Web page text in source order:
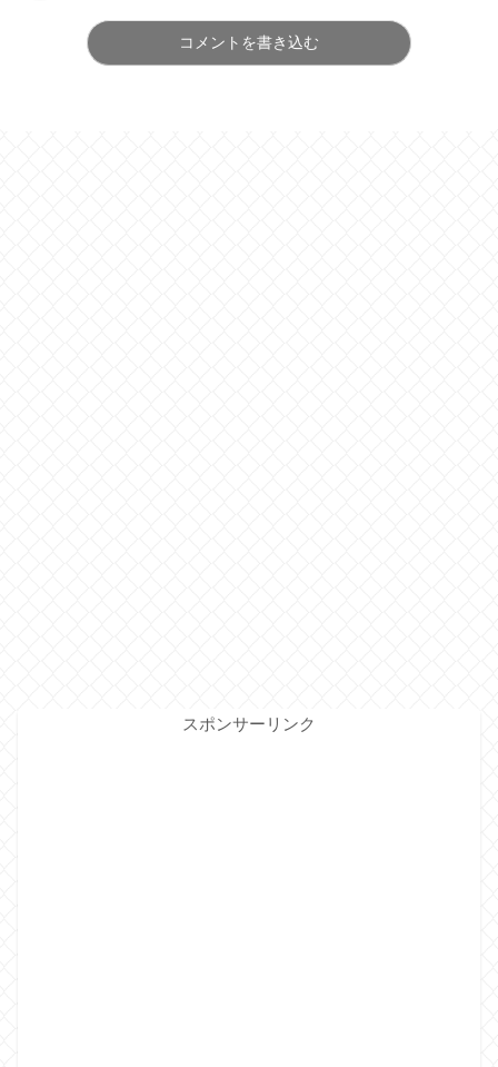
コメントを書き込む
スポンサーリンク